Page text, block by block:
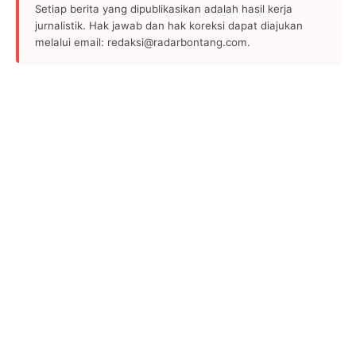
Setiap berita yang dipublikasikan adalah hasil kerja
jurnalistik. Hak jawab dan hak koreksi dapat diajukan
melalui email: redaksi@radarbontang.com.